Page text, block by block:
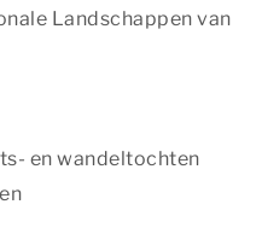
Landschappen van
en wandeltochten